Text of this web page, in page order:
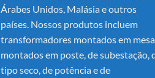
Árabes Unidos, Malásia e outros
países. Nossos produtos incluem
transformadores montados em
montados em poste, de subestação,
tipo seco, de potência e de